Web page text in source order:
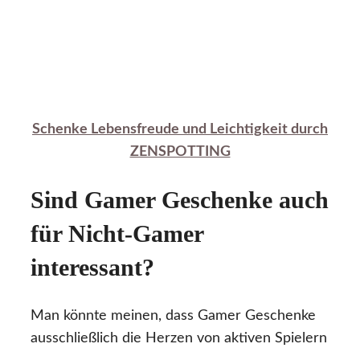
Schenke Lebensfreude und Leichtigkeit durch
ZENSPOTTING
Sind Gamer Geschenke auch
für Nicht-Gamer
interessant?
Man könnte meinen, dass Gamer Geschenke
ausschließlich die Herzen von aktiven Spielern